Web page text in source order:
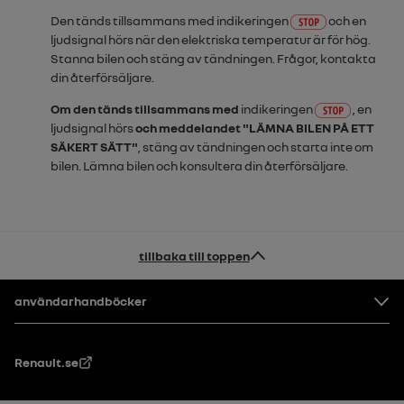
Den tänds tillsammans med indikeringen
och en
ljudsignal hörs när den elektriska temperatur är för hög.
Stanna bilen och stäng av tändningen. Frågor, kontakta
din återförsäljare.
Om den tänds tillsammans med indikeringen
, en
ljudsignal hörsoch meddelandet "LÄMNA BILEN PÅ ETT
SÄKERT SÄTT" , stäng av tändningen och starta inte om
bilen. Lämna bilen och konsultera din återförsäljare.
tillbaka till toppen
Footer
användarhandböcker
Renault.se